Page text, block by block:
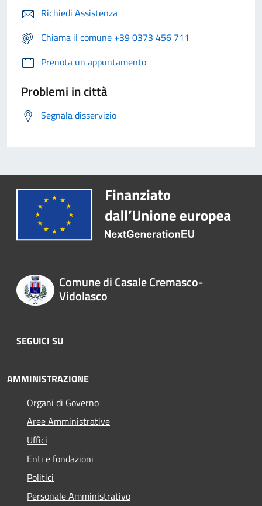
Richiedi Assistenza
Chiama il comune +39 0373 456 711
Prenota un appuntamento
Problemi in città
Segnala disservizio
Comune di Casale Cremasco-
Vidolasco
SEGUICI SU
AMMINISTRAZIONE
Organi di Governo
Aree Amministrative
Uffici
Enti e fondazioni
Politici
Personale Amministrativo